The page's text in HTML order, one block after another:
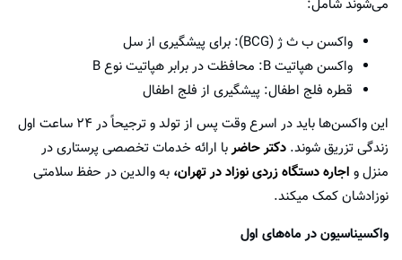
می‌شوند شامل:
واکسن ب ث ژ (BCG): برای پیشگیری از سل
واکسن هپاتیت B: محافظت در برابر هپاتیت نوع B
قطره فلج اطفال: پیشگیری از فلج اطفال
این واکسن‌ها باید در اسرع وقت پس از تولد و ترجیحاً در ۲۴ ساعت اول
زندگی تزریق شوند. دکتر حاضربا ارائه خدمات تخصصی پرستاری در
منزل و اجاره دستگاه زردی نوزاد در تهران، به والدین در حفظ سلامتی
نوزادشان کمک میکند.
واکسیناسیون در ماه‌های اول